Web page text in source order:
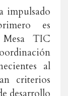
impulsado
es
Mesa TIC
al
criterios